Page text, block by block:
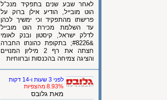
לאחר שבע שנים בתפקיד מנכ"ל
הוט מובייל, הודיע אילן ברוק על
פרישתו מהתפקיד וכי ימשיך לכהן
עד השלמת מכירת הוט מובייל
לדלק ישראל, קיסטון ובנק לאומי
&#8226; בתקופת כהונתו החברה
חצתה את רף 2 מיליון המנויים
והציגה צמיחה בהכנסות וברווחיות
לפני 3 שעות ו-14 דקות
8.93% מהצפיות
מאת גלובס